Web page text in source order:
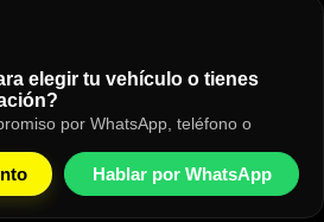
elegir tu vehículo o tienes
por WhatsApp, teléfono o
Hablar por WhatsApp